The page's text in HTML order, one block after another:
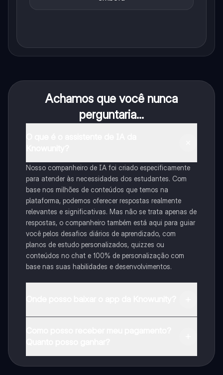
Achamos que você nunca
perguntaria...
Nosso companheiro de IA foi criado especificamente
para atender às necessidades dos estudantes. Com
base nos milhões de conteúdos que temos na
plataforma, podemos oferecer respostas realmente
relevantes e significativas. Mas não se trata apenas de
respostas, o companheiro também está aqui para guiar
você pelos desafios diários de aprendizado, com
planos de estudo personalizados, quizzes ou
conteúdos no chat e 100% de personalização com
base nas suas habilidades e desenvolvimentos.